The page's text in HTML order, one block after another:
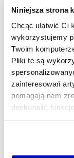
Niniejsza strona
Chcąc ułatwić Ci
wykorzystujemy
Twoim
Pliki te są
zainteresowań
pomagają nam
doskonalić
Jeżeli nie
- AUTOR ARTYKUŁU
14.04.2026, 07:40